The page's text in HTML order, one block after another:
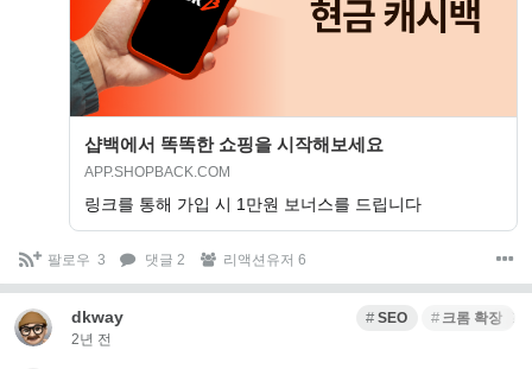
샵백에서 똑똑한 쇼핑을 시작해보세요
APP.SHOPBACK.COM
링크를 통해 가입 시 1만원 보너스를 드립니다
팔로우 3 댓글 2 리액션유저 6
dkway
2년 전
SEO 크롬 확장 프